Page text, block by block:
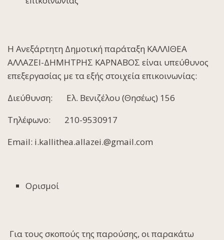
H Ανεξάρτητη Δημοτική παράταξη ΚΑΛΛΙΘΕΑ
ΑΛΛΑΖΕΙ-ΔΗΜΗΤΡΗΣ ΚΑΡΝΑΒΟΣ είναι υπεύθυνος
επεξεργασίας με τα εξής στοιχεία επικοινωνίας:
Διεύθυνση: Ελ. Βενιζέλου (Θησέως) 156
Τηλέφωνο: 210-9530917
Email: i.kallithea.allazei.@gmail.com
Ορισμοί
Για τους σκοπούς της παρούσης, οι παρακάτω